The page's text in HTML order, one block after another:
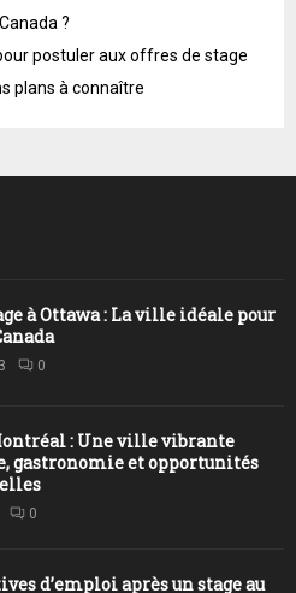
?
postuler aux offres de stage
plans à connaître
à Ottawa : La ville idéale pour
0
: Une ville vibrante
gastronomie et opportunités
0
d’emploi après un stage au